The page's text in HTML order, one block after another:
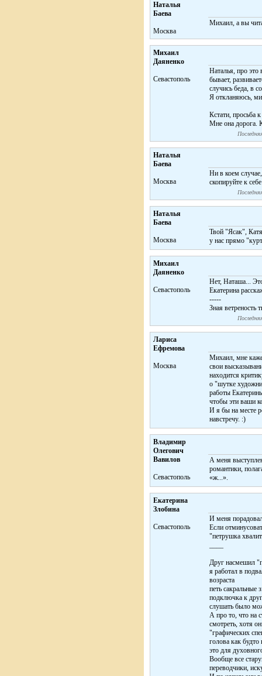
Наталья
Баева
Москва
Михаил, а вы
Михаил
Даяненко
Севастополь
Наталья, про это
бывает,
случись беда, в
Я откланяюсь,
Кстати, просьба
Мне она дорога.
Наталья
Баева
Москва
Ни в коем
скопируйте к
Наталья
Баева
Москва
Твой "Ясак",
у нас прямо
Михаил
Даяненко
Севастополь
Нет, Наташа...
Екатерина
-----
Зная ветреность
Лариса
Ефремова
Москва
Михаил, мне
свои
находится
о "шутке
работы
чтобы эти ваши
И я бы на месте
навстречу. :)
Владимир
Олегович
Вавилов
Севастополь
А меня
романтики,
«ж...».
Екатерина
Злобина
Cевастополь
И меня
Если
"петрушка
Друг насмешил
я работал в
возраста
петь сакральные
подключка к
слушать было
А про то, что на
смотреть, хотя
"графических
голова как
это для
Вообще все
переводчики,